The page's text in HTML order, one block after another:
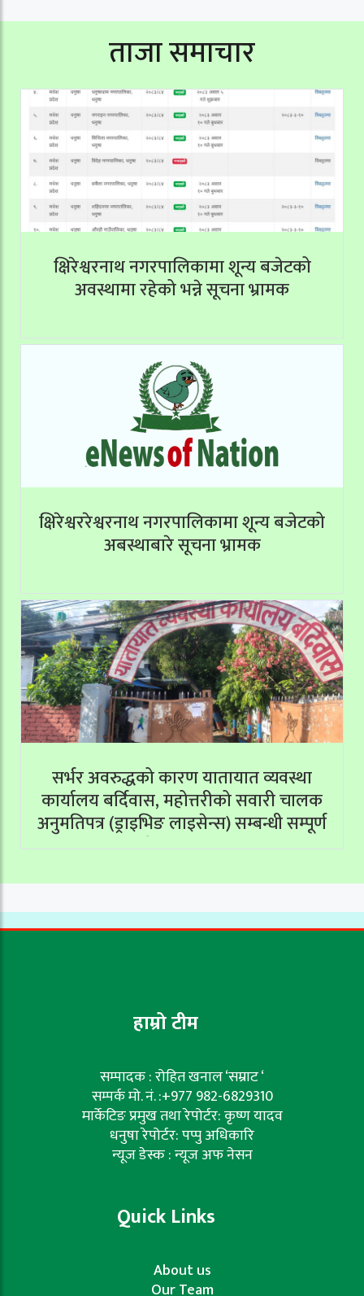
ताजा समाचार
क्षिरेश्वरनाथ नगरपालिकामा शून्य बजेटको
अवस्थामा रहेको भन्ने सूचना भ्रामक
क्षिरेश्वररेश्वरनाथ नगरपालिकामा शून्य बजेटको
अबस्थाबारे सूचना भ्रामक
सर्भर अवरुद्धको कारण यातायात व्यवस्था
कार्यालय बर्दिवास, महोत्तरीको सवारी चालक
अनुमतिपत्र (ड्राइभिङ लाइसेन्स) सम्बन्धी सम्पूर्ण
सेवाहरू बन्द
हाम्रो टीम
सम्पादक : रोहित खनाल ‘सम्राट ‘
सम्पर्क मो. नं. :+977 982-6829310
मार्केटिङ प्रमुख तथा रेपोर्टर: कृष्ण यादव
धनुषा रेपोर्टर: पप्पु अधिकारि
न्यूज डेस्क : न्यूज अफ नेसन
Quick Links
About us
Our Team